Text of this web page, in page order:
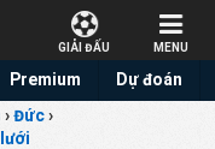
GIẢI ĐẤU MENU
Premium
Dự đoán
›Đức›